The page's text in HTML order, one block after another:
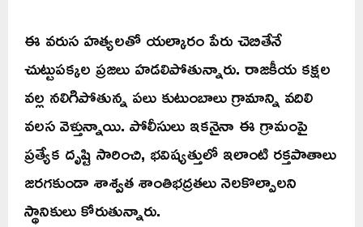
ఈ వరుస హత్యలతో యల్కారం పేరు చెబితేనే
చుట్టుపక్కల ప్రజలు హడలిపోతున్నారు. రాజకీయ కక్షల
వల్ల నలిగిపోతున్న పలు కుటుంబాలు గ్రామాన్ని వదిలి
వలస వెళ్తున్నాయి. పోలీసులు ఇకనైనా ఈ గ్రామంపై
ప్రత్యేక దృష్టి సారించి, భవిష్యత్తులో ఇలాంటి రక్తపాతాలు
జరగకుండా శాశ్వత శాంతిభద్రతలు నెలకొల్పాలని
స్థానికులు కోరుతున్నారు.